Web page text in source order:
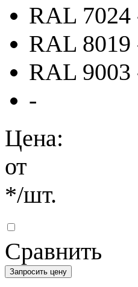
RAL 7024
RAL 8019
RAL 9003
-
Цена:
от
*/шт.
Сравнить
Запросить цену